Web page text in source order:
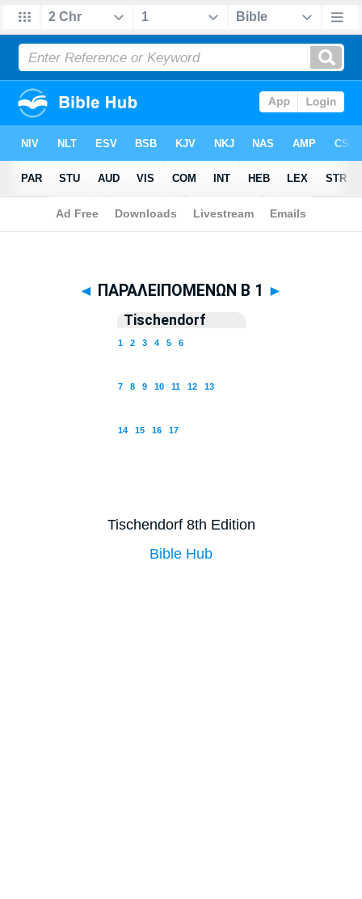
Biblia>Tischendorf> ΠΑΡΑΛΕΙΠΟΜΕΝΩΝ Β 1
◄ ΠΑΡΑΛΕΙΠΟΜΕΝΩΝ Β 1 ►
Tischendorf
1 2 3 4 5 6
7 8 9 10 11 12 13
14 15 16 17
Tischendorf 8th Edition
Bible Hub